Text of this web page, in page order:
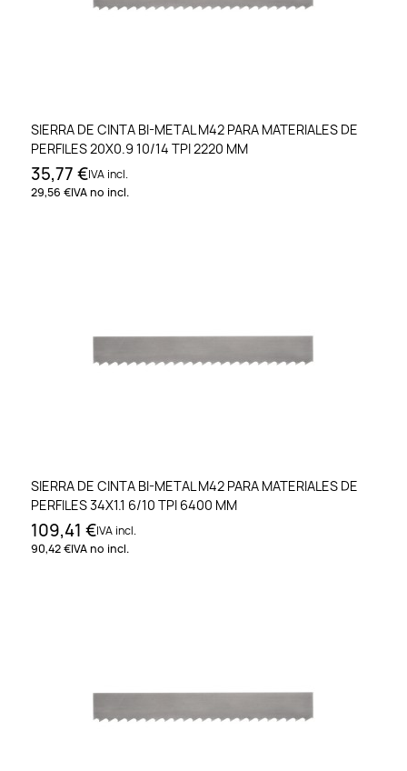
SIERRA DE CINTA BI-METAL M42 PARA MATERIALES DE
PERFILES 20X0.9 10/14 TPI 2220 MM
35,77 €IVA incl.
29,56 €IVA no incl.
SIERRA DE CINTA BI-METAL M42 PARA MATERIALES DE
PERFILES 34X1.1 6/10 TPI 6400 MM
109,41 €IVA incl.
90,42 €IVA no incl.